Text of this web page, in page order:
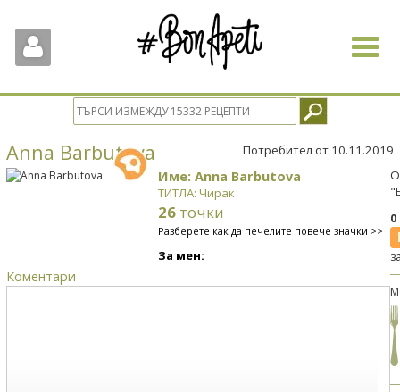
Toggle
Anna Barbutova Потребител от 10.11.2019
Име: Anna Barbutova
ТИТЛА: Чирак
26 точки
Разберете как да печелите повече значки >>
За мен:
Коментари